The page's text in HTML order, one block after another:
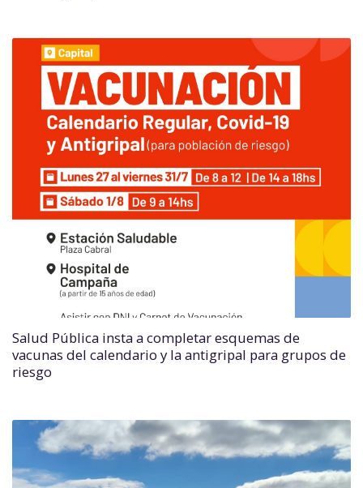
Salud Pública insta a completar esquemas de
vacunas del calendario y la antigripal para grupos de
riesgo